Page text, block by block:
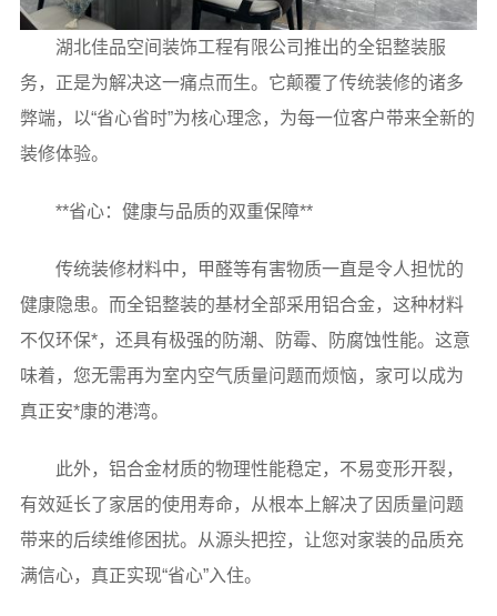
湖北佳品空间装饰工程有限公司推出的全铝整装服
务，正是为解决这一痛点而生。它颠覆了传统装修的诸多
弊端，以“省心省时”为核心理念，为每一位客户带来全新的
装修体验。
**省心：健康与品质的双重保障**
传统装修材料中，甲醛等有害物质一直是令人担忧的
健康隐患。而全铝整装的基材全部采用铝合金，这种材料
不仅环保*，还具有极强的防潮、防霉、防腐蚀性能。这意
味着，您无需再为室内空气质量问题而烦恼，家可以成为
真正安*康的港湾。
此外，铝合金材质的物理性能稳定，不易变形开裂，
有效延长了家居的使用寿命，从根本上解决了因质量问题
带来的后续维修困扰。从源头把控，让您对家装的品质充
满信心，真正实现“省心”入住。